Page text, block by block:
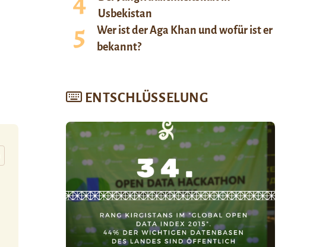
Usbekistan
Wer ist der Aga Khan und wofür ist er
bekannt?
ENTSCHLÜSSELUNG